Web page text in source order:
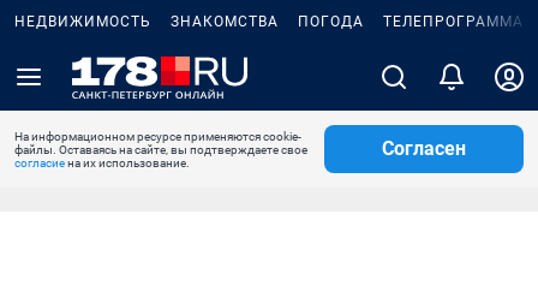
НЕДВИЖИМОСТЬ ЗНАКОМСТВА ПОГОДА ТЕЛЕПРОГРАММА
На информационном ресурсе применяются cookie-
файлы. Оставаясь на сайте, вы подтверждаете свое
согласиена их использование.
Согласен